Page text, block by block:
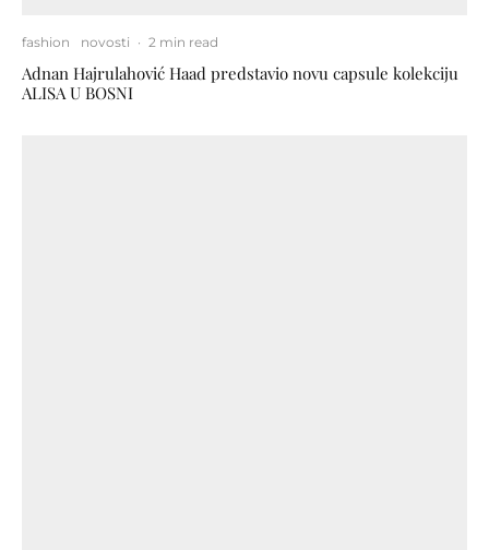
fashion novosti · 2 min read
Adnan Hajrulahović Haad predstavio novu capsule kolekciju
ALISA U BOSNI